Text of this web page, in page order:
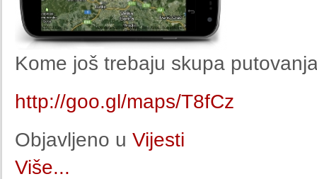
Kome još trebaju skupa
http://goo.gl/maps/T8fCz
Objavljeno u Vijesti
Više...